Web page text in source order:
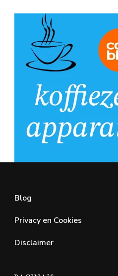
Blog
Privacy en Cookies
Disclaimer